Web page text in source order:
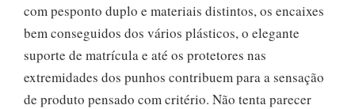
com pesponto duplo e materiais distintos, os encaixes
bem conseguidos dos vários plásticos, o elegante
suporte de matrícula e até os protetores nas
extremidades dos punhos contribuem para a sensação
de produto pensado com critério. Não tenta parecer